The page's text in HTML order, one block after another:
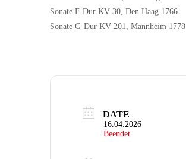
Sonate F-Dur KV 30, Den Haag 1766
Sonate G-Dur KV 201, Mannheim 1778
DATE
16.04.2026
Beendet